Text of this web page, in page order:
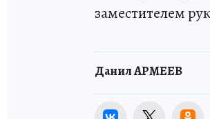
заместителем
Данил АРМЕЕВ